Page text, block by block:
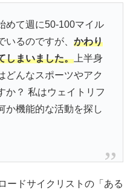
めて週に50-100マイル
るのですが、 かわり
しまいました。上半身
どんなスポーツやアク
か？ 私はウェイトリフ
か機能的な活動を探し
ードサイクリストの「ある